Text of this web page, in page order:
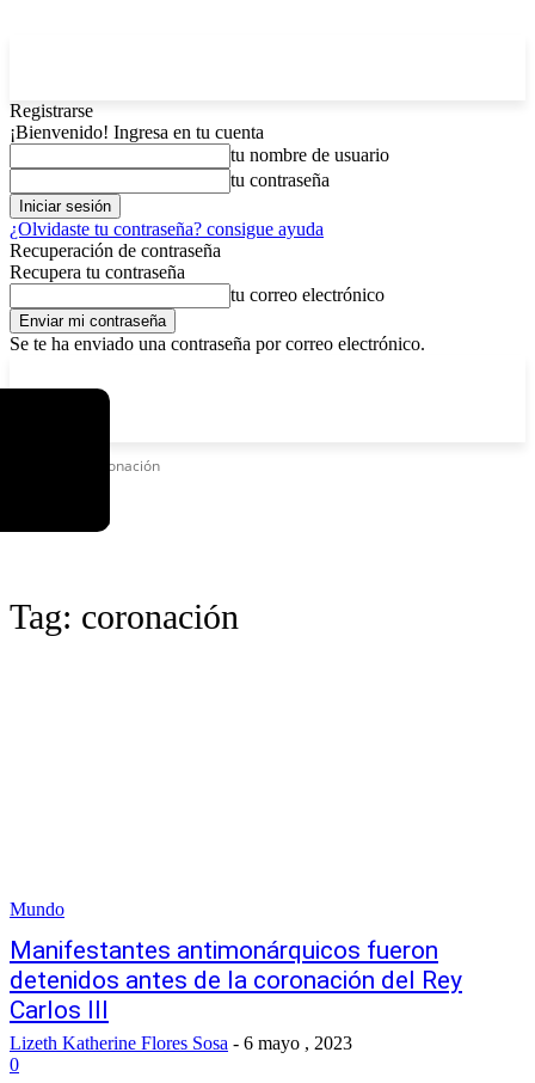
Registrarse
¡Bienvenido! Ingresa en tu cuenta
tu nombre de usuario
tu contraseña
¿Olvidaste tu contraseña? consigue ayuda
Recuperación de contraseña
Recupera tu contraseña
tu correo electrónico
Se te ha enviado una contraseña por correo electrónico.
Coronación
Tag: coronación
Mundo
Manifestantes antimonárquicos fueron
detenidos antes de la coronación del Rey
Carlos III
Lizeth Katherine Flores Sosa - 6 mayo , 2023
0